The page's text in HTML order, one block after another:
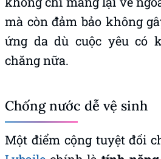
mà còn đảm bảo không
ứng da dù cuộc yêu có
chăng nữa.
Chống nước dễ vệ sinh
Lybailechính làtính